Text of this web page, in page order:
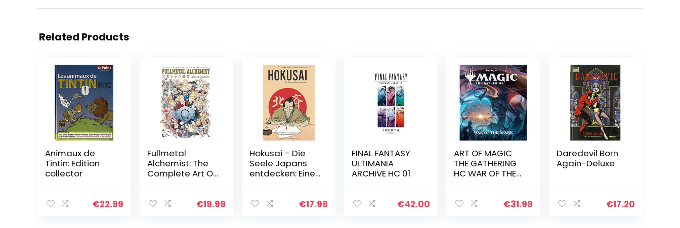
Related Products
Animaux de
Tintin: Edition
collector
€22.99
Fullmetal
Alchemist: The
Complete Art Of
Alchemist)
€19.99
Hokusai – Die
Seele Japans
entdecken: Eine
€17.99
FINAL FANTASY
ULTIMANIA
ARCHIVE HC 01
€42.00
ART OF MAGIC
THE GATHERING
HC WAR OF THE
€31.99
Daredevil Born
Again-Deluxe
€17.20